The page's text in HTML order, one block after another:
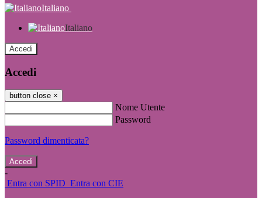
Italiano
Italiano
Accedi
Accedi
button close ×
Nome Utente
Password
Password dimenticata?
-
Entra con SPID Entra con CIE